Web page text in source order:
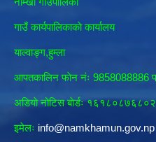
गाउँ कार्यपालिकाकाे कार्यालय
याल्वाङ्ग,हुम्ला
आपतकालिन फाेन नंः 9858088886
अडियाे नोटिस बाेर्डः
इमेलः info@namkhamun.gov.np